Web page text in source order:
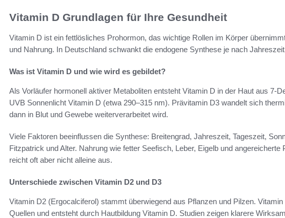
Vitamin D Grundlagen für Ihre Gesundheit
Vitamin D ist ein fettlösliches Prohormon, das wichtige Rollen im Körper
und Nahrung. In Deutschland schwankt die endogene Synthese je nach
Was ist Vitamin D und wie wird es gebildet?
Als Vorläufer hormonell aktiver Metaboliten entsteht Vitamin D in der Haut aus 7-
UVB Sonnenlicht Vitamin D (etwa 290–315 nm). Prävitamin D3 wandelt sich
dann in Blut und Gewebe weiterverarbeitet wird.
Viele Faktoren beeinflussen die Synthese: Breitengrad, Jahreszeit, Tageszeit,
Fitzpatrick und Alter. Nahrung wie fetter Seefisch, Leber, Eigelb und angereicherte
reicht oft aber nicht alleine aus.
Unterschiede zwischen Vitamin D2 und D3
Vitamin D2 (Ergocalciferol) stammt überwiegend aus Pflanzen und Pilzen.
Quellen und entsteht durch Hautbildung Vitamin D. Studien zeigen klarere